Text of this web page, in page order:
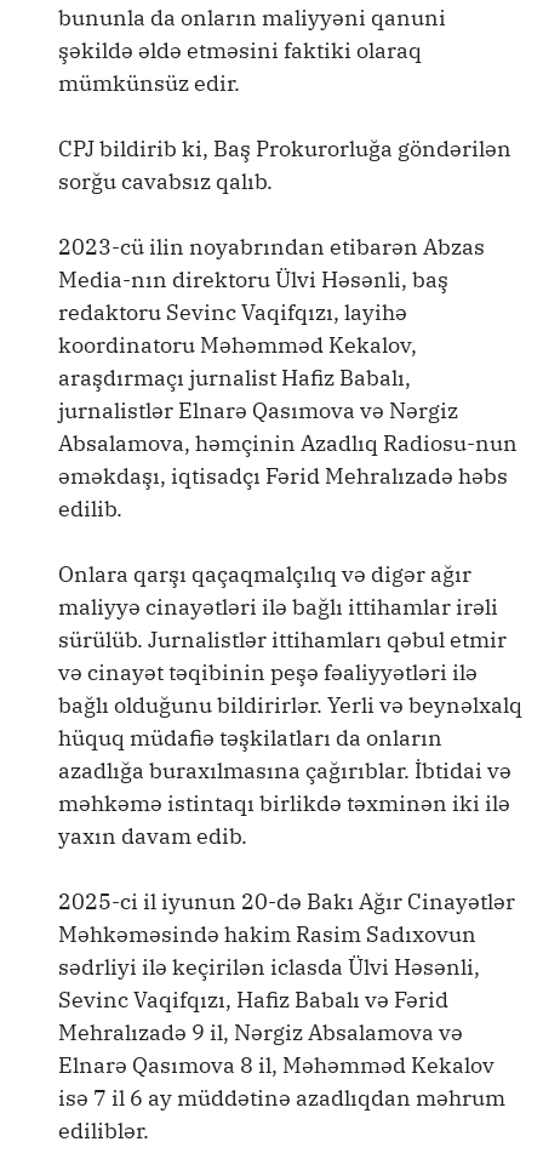
bununla da onların maliyyəni qanuni
şəkildə əldə etməsini faktiki olaraq
mümkünsüz edir.
CPJ bildirib ki, Baş Prokurorluğa göndərilən
sorğu cavabsız qalıb.
2023-cü ilin noyabrından etibarən Abzas
Media-nın direktoru Ülvi Həsənli, baş
redaktoru Sevinc Vaqifqızı, layihə
koordinatoru Məhəmməd Kekalov,
araşdırmaçı jurnalist Hafiz Babalı,
jurnalistlər Elnarə Qasımova və Nərgiz
Absalamova, həmçinin Azadlıq Radiosu-nun
əməkdaşı, iqtisadçı Fərid Mehralızadə həbs
edilib.
Onlara qarşı qaçaqmalçılıq və digər ağır
maliyyə cinayətləri ilə bağlı ittihamlar irəli
sürülüb. Jurnalistlər ittihamları qəbul etmir
və cinayət təqibinin peşə fəaliyyətləri ilə
bağlı olduğunu bildirirlər. Yerli və beynəlxalq
hüquq müdafiə təşkilatları da onların
azadlığa buraxılmasına çağırıblar. İbtidai və
məhkəmə istintaqı birlikdə təxminən iki ilə
yaxın davam edib.
2025-ci il iyunun 20-də Bakı Ağır Cinayətlər
Məhkəməsində hakim Rasim Sadıxovun
sədrliyi ilə keçirilən iclasda Ülvi Həsənli,
Sevinc Vaqifqızı, Hafiz Babalı və Fərid
Mehralızadə 9 il, Nərgiz Absalamova və
Elnarə Qasımova 8 il, Məhəmməd Kekalov
isə 7 il 6 ay müddətinə azadlıqdan məhrum
ediliblər.